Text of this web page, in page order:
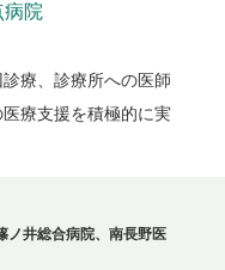
病院
療、診療所への医師
療支援を積極的に実
ノ井総合病院、南長野医